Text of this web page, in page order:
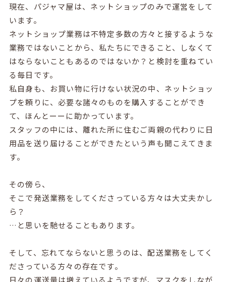
現在、パジャマ屋は、ネットショップのみで運営をして
います。
ネットショップ業務は不特定多数の方々と接するような
業務ではないことから、私たちにできること、しなくて
はならないこともあるのではないか？と検討を重ねてい
る毎日です。
私自身も、お買い物に行けない状況の中、ネットショッ
プを頼りに、必要な諸々のものを購入することができ
て、ほんとーーに助かっています。
スタッフの中には、離れた所に住むご両親の代わりに日
用品を送り届けることができたという声も聞こえてきま
す。
その傍ら、
そこで発送業務をしてくださっている方々は大丈夫かし
ら？
…と思いを馳せることもあります。
そして、忘れてならないと思うのは、配送業務をしてく
ださっている方々の存在です。
日々の運送量は増えているようですが、マスクをしなが